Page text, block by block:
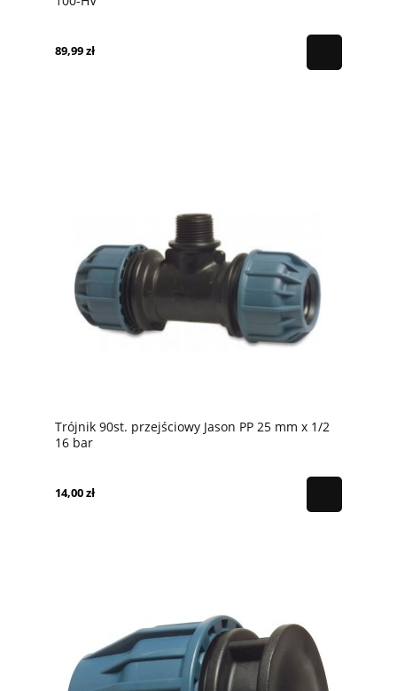
89,99 zł
Trójnik 90st. przejściowy Jason PP 25 mm x 1/2
16 bar
14,00 zł